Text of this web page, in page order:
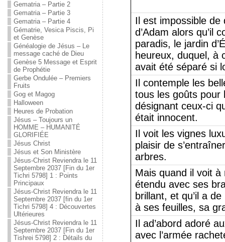
Gematria – Partie 2
Gematria – Partie 3
Gematria – Partie 4
Gématrie, Vesica Piscis, Pi
et Genèse
Généalogie de Jésus – Le
message caché de Dieu
Genèse 5 Message et Esprit
de Prophétie
Gerbe Ondulée – Premiers
Fruits
Gog et Magog
Halloween
Heures de Probation
Jésus – Toujours un
HOMME – HUMANITÉ
GLORIFIÉE
Jésus Christ
Jésus et Son Ministère
Jésus-Christ Reviendra le 11
Septembre 2037 [Fin du 1er
Tichri 5798] 1 : Points
Principaux
Jésus-Christ Reviendra le 11
Septembre 2037 [fin du 1er
Tichri 5798] 4 : Découvertes
Ultérieures
Jésus-Christ Reviendra le 11
Septembre 2037 [Fin du 1er
Tishrei 5798] 2 : Détails du
Il est impossible de
d’Adam alors qu’il
paradis, le jardin
heureux, duquel, à
avait été séparé si
Il contemple les
tous les goûts pour
désignant ceux-ci
était innocent.
Il voit les vignes
plaisir de
arbres.
Mais quand il voit à
étendu avec ses
brillant, et qu’il a
à ses feuilles, sa
Il ad’abord adoré
avec l’armée